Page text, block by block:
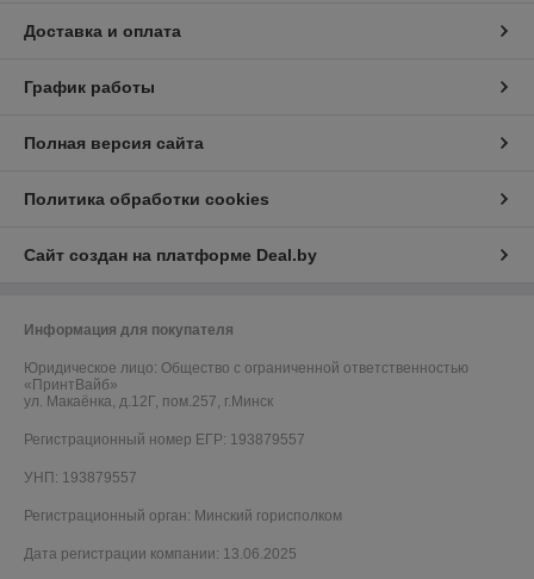
Доставка и оплата
График работы
Полная версия сайта
Политика обработки cookies
Сайт создан на платформе Deal.by
Информация для покупателя
Юридическое лицо: Общество с ограниченной ответственностью
«ПринтВайб»
ул. Макаёнка, д.12Г, пом.257, г.Минск
Регистрационный номер ЕГР: 193879557
УНП: 193879557
Регистрационный орган: Минский горисполком
Дата регистрации компании: 13.06.2025